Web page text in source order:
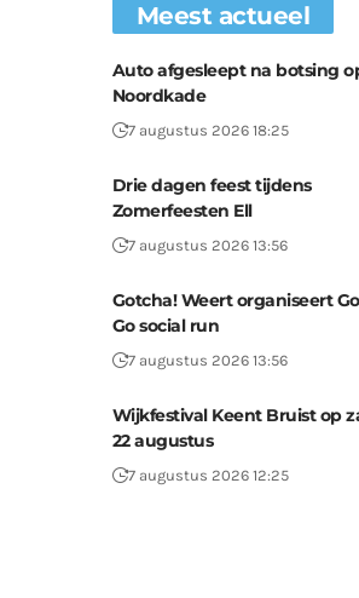
Meest actueel
Auto afgesleept na botsing
Noordkade
7 augustus 2026 18:25
Drie dagen feest tijdens
Zomerfeesten Ell
7 augustus 2026 13:56
Gotcha! Weert organiseert
Go social run
7 augustus 2026 13:56
Wijkfestival Keent Bruist op
22 augustus
7 augustus 2026 12:25